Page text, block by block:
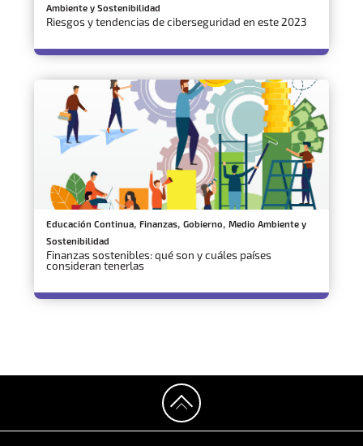
Ambiente y Sostenibilidad
Riesgos y tendencias de ciberseguridad en este 2023
Educación Continua, Finanzas, Gobierno, Medio Ambiente y
Sostenibilidad
Finanzas sostenibles: qué son y cuáles países
consideran tenerlas